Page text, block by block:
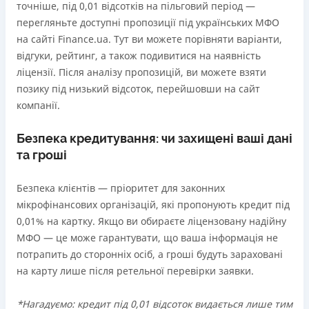
точніше, під 0,01 відсотків на пільговий період —
перегляньте доступні пропозиції під українських МФО
на сайті Finance.ua. Тут ви можете порівняти варіанти,
відгуки, рейтинг, а також подивитися на наявність
ліцензії. Після аналізу пропозицій, ви можете взяти
позику під низький відсоток, перейшовши на сайт
компанії.
Безпека кредитування: чи захищені ваші дані
та гроші
Безпека клієнтів — пріоритет для законних
мікрофінансових організацій, які пропонують кредит під
0,01% на картку. Якщо ви обираєте ліцензовану надійну
МФО — це може гарантувати, що ваша інформація не
потрапить до сторонніх осіб, а гроші будуть зараховані
на карту лише після ретельної перевірки заявки.
*Нагадуємо: кредит під 0,01 відсоток видається лише тим